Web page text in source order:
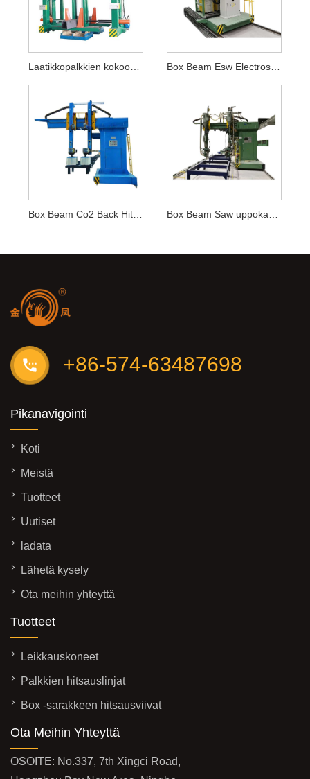
Laatikkopalkkien kokoonpanokoneet
Box Beam Co2 Back Hitsauskoneet
+86-574-63487698
Pikanavigointi
Koti
Meistä
Tuotteet
Uutiset
ladata
Lähetä kysely
Ota meihin yhteyttä
Tuotteet
Leikkauskoneet
Palkkien hitsauslinjat
Box -sarakkeen hitsausviivat
Ota Meihin Yhteyttä
OSOITE: No.337, 7th Xingci Road,